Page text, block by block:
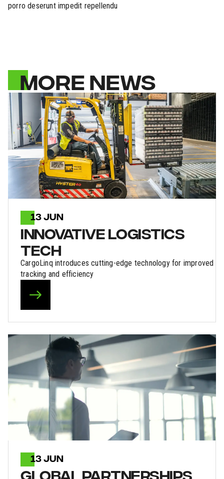
porro deserunt impedit repellendu
MORE NEWS
13 JUN
INNOVATIVE LOGISTICS
TECH
CargoLinq introduces cutting-edge technology for improved
tracking and efficiency
13 JUN
GLOBAL PARTNERSHIPS